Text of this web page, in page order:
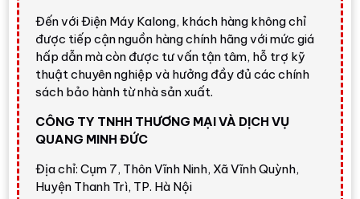
Tủ lạnh 2 cửa 366L màu kính đen, dễ
dùng và có đông mềm tiện lợi
Tủ lạnh Hitachi Inverter 366 lít R-FVX480PGV9
GBKphù hợp khách hàng muốn tủ lạnh dung tích
kiệm và có thiết kế mặt kính đen sang hơn các màu
bạc phổ thông. Điểm nổi bật nhất là
Zone
cho phép chuyển đổi nhiệt độ linh hoạt, đặc
biệt có mức
đông mềm -3°C
giúp thịt cá dễ cắt
Đến với Điện Máy Kalong, khách hàng không chỉ
được tiếp cận nguồn hàng chính hãng với mức giá
hấp dẫn mà còn được tư vấn tận tâm, hỗ trợ kỹ
thuật chuyên nghiệp và hưởng đầy đủ các chính
sách bảo hành từ nhà sản xuất.
CÔNG TY TNHH THƯƠNG MẠI VÀ DỊCH VỤ
QUANG MINH ĐỨC
Địa chỉ: Cụm 7, Thôn Vĩnh Ninh, Xã Vĩnh Quỳnh,
Huyện Thanh Trì, TP. Hà Nội